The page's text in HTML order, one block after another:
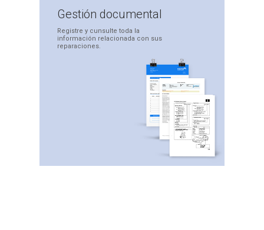
Gestióndocumental
Registre y cunsulte toda la
información relacionada con sus
reparaciones.